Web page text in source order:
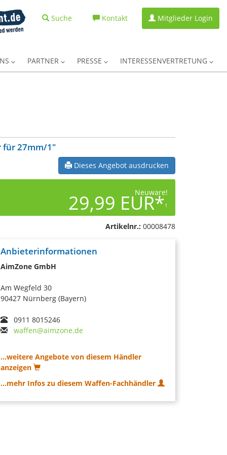
Suche Kontakt Mitglieder Login
PARTNER PRESSE INTERESSENVERTRETUNG
für 27mm/1"
Dieses Angebot ausdrucken
Neuware!
29,99 EUR*1
Artikelnr.: 00008478
Anbieterinformationen
AimZone GmbH
Am Wegfeld 30
90427 Nürnberg (Bayern)
0911 8015246
waffen@aimzone.de
...weitere Angebote von diesem Händler
anzeigen
...mehr Infos zu diesem Waffen-Fachhändler